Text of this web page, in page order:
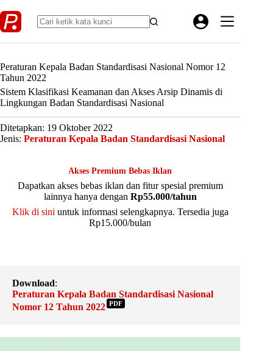
to
content
Peraturan Kepala Badan Standardisasi Nasional Nomor 12
Tahun 2022
Sistem Klasifikasi Keamanan dan Akses Arsip Dinamis di
Lingkungan Badan Standardisasi Nasional
Ditetapkan: 19 Oktober 2022
Jenis: Peraturan Kepala Badan Standardisasi Nasional
Akses Premium Bebas Iklan
Dapatkan akses bebas iklan dan fitur spesial premium
lainnya hanya dengan Rp55.000/tahun
Klik di sini untuk informasi selengkapnya. Tersedia juga
Rp15.000/bulan
Download:
Peraturan Kepala Badan Standardisasi Nasional
Nomor 12 Tahun 2022 PDF